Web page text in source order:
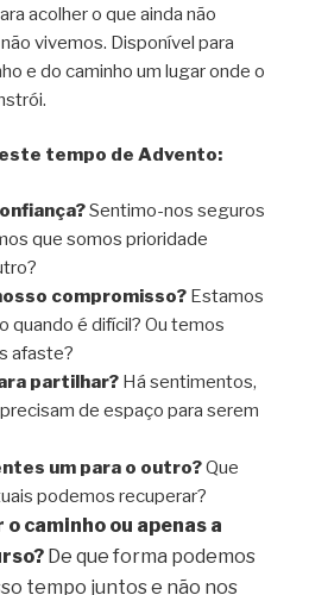
acolher o que ainda não
vivemos. Disponível para
e do caminho um lugar onde o
tempo de Advento:
Sentimo-nos seguros
que somos prioridade
compromisso? Estamos
quando é difícil? Ou temos
afaste?
partilhar? Há sentimentos,
de espaço para serem
um para o outro?Que
podemos recuperar?
caminho ou apenas a
De que forma podemos
tempo juntos e não nos